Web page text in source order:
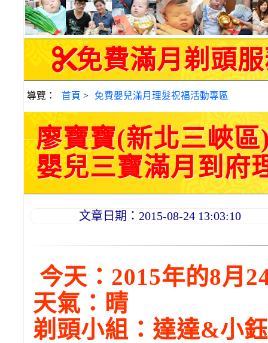
免費滿月剃頭服
導覽： 首頁 > 免費嬰兒滿月理髮祝福活動專區
廖寶寶(新北三峽
嬰兒三寶滿月到府
文章日期：2015-08-24 13:03:10
今天：2015年的8月
天氣：晴
剃頭小組：達達&小鈺